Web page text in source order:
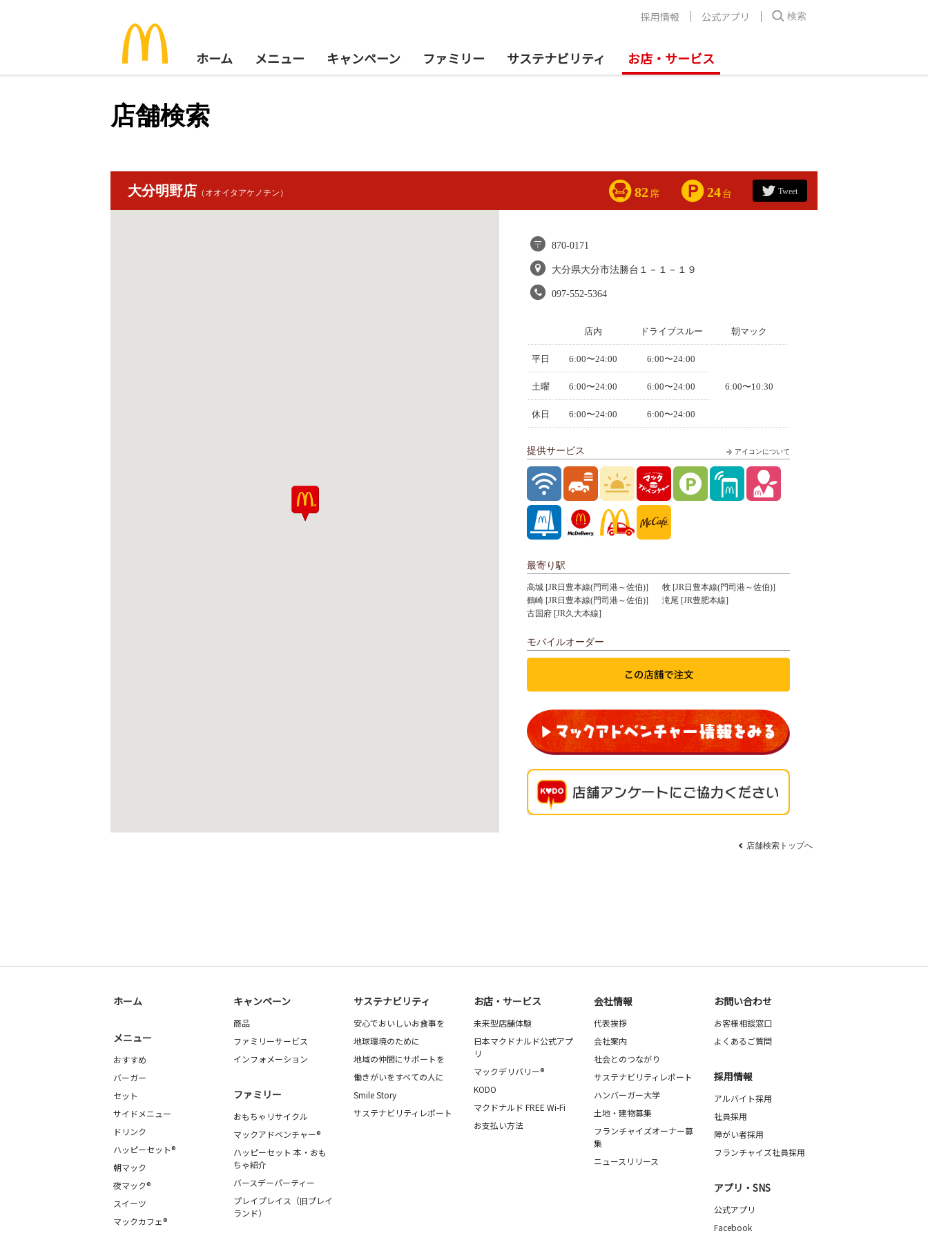
ホーム メニュー キャンペーン ファミリー サステナビリティ お店・サービス
採用情報 公式アプリ 検索
店舗検索
大分明野店 （オオイタアケノテン） 82 席 24 台 Tweet
870-0171
大分県大分市法勝台１－１－１９
097-552-5364
店内 ドライブスルー 朝マック
平日 6:00〜24:00 6:00〜24:00
6:00〜10:30
土曜 6:00〜24:00 6:00〜24:00
休日 6:00〜24:00 6:00〜24:00
アイコンについて
提供サービス
最寄り駅
高城 [JR日豊本線(門司港～佐伯)]
牧 [JR日豊本線(門司港～佐伯)]
鶴崎 [JR日豊本線(門司港～佐伯)]
滝尾 [JR豊肥本線]
古国府 [JR久大本線]
モバイルオーダー
店舗検索トップへ
ホーム
メニュー
おすすめ
バーガー
セット
サイドメニュー
ドリンク
ハッピーセット®
朝マック
夜マック®
スイーツ
マックカフェ®
キャンペーン
商品
ファミリーサービス
インフォメーション
ファミリー
おもちゃリサイクル
マックアドベンチャー®
ハッピーセット 本・おも
ちゃ紹介
バースデーパーティー
プレイプレイス（旧プレイ
ランド）
サステナビリティ
安心でおいしいお食事を
地球環境のために
地域の仲間にサポートを
働きがいをすべての人に
Smile Story
サステナビリティレポート
お店・サービス
未来型店舗体験
日本マクドナルド公式アプ
リ
マックデリバリー®
KODO
マクドナルド FREE Wi-Fi
お支払い方法
会社情報
代表挨拶
会社案内
社会とのつながり
サステナビリティレポート
ハンバーガー大学
土地・建物募集
フランチャイズオーナー募
集
ニュースリリース
お問い合わせ
お客様相談窓口
よくあるご質問
採用情報
アルバイト採用
社員採用
障がい者採用
フランチャイズ社員採用
アプリ・SNS
公式アプリ
Facebook